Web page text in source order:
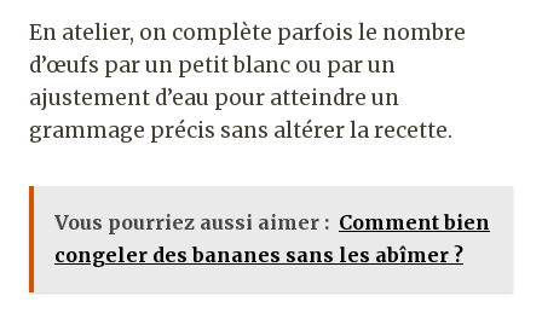
En atelier, on complète parfois le nombre
d’œufs par un petit blanc ou par un
ajustement d’eau pour atteindre un
grammage précis sans altérer la recette.
Vous pourriez aussi aimer : Comment bien
congeler des bananes sans les abîmer ?